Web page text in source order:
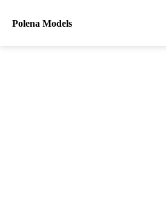
Polena Models